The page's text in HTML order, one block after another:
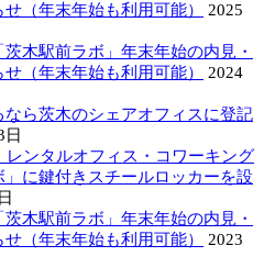
（年末年始も利用可能）
2025
木駅前ラボ」年末年始の内見・
（年末年始も利用可能）
2024
ら茨木のシェアオフィスに登記
日
レンタルオフィス・コワーキング
に鍵付きスチールロッカーを設
木駅前ラボ」年末年始の内見・
（年末年始も利用可能）
2023